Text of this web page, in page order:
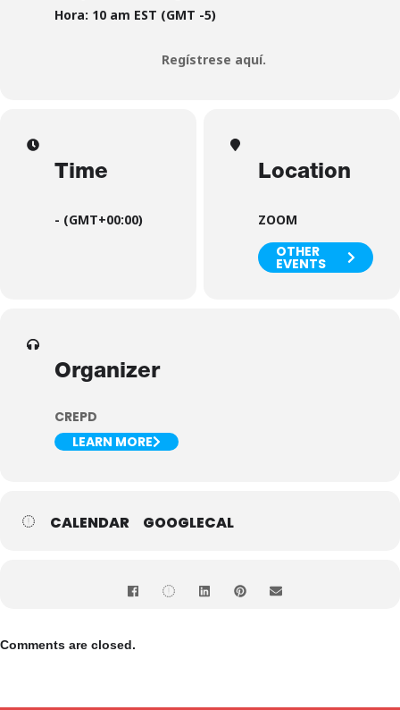
Hora: 10 am EST (GMT -5)
Regístrese aquí.
Time
- (GMT+00:00)
Location
ZOOM
OTHER
EVENTS
Organizer
CREPD
LEARN MORE
CALENDAR GOOGLECAL
Comments are closed.